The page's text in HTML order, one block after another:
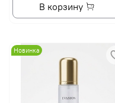
В корзину
Новинка